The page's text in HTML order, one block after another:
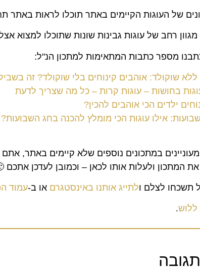
של העוגות הקיימים באתר תוכלו לראות באתר
מגוון רחב של עוגות גבינות שונות שתוכלו
מספר כתבות המתאימות למתכון הנ"ל:
ללא שוקולד: אוהבים קינוחים בלי שוקולד? זה
בחושות – עוגות קרות – כל מה שצריך לדעת
ילדים הכי אוהבים להכין?
אילו עוגות הכי מומלץ להכנה בחג השבועות?
במתכונים נוספים שלא קיימים באתר, אתם
המתכון ולעלות אותו לכאן – וכמובן לעדכן אתכם
תשכחו לצלם ולתייג אותנו באינסטגרם או ב-עמוד
ללוש.